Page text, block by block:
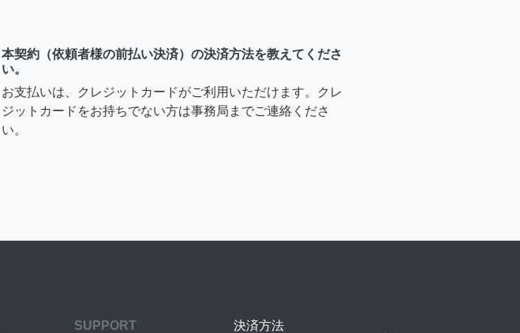
本契約（依頼者様の前払い決済）の決済方法を教えてくださ
い。
お支払いは、クレジットカードがご利用いただけます。クレ
ジットカードをお持ちでない方は事務局までご連絡くださ
い。
SUPPORT 決済方法